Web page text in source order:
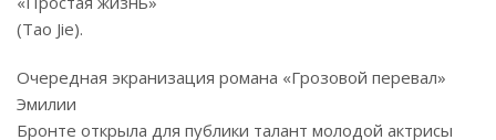
(Tao Jie).
Очередная экранизация романа «Грозовой перевал»
Эмилии
Бронте открыла для публики талант молодой актрисы